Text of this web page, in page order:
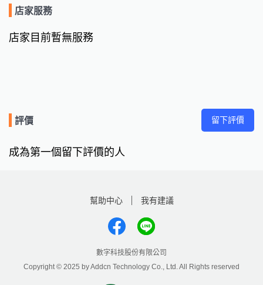
店家服務
店家目前暫無服務
評價 留下評價
成為第一個留下評價的人
幫助中心 我有建議
數字科技股份有限公司
Copyright © 2025 by Addcn Technology Co., Ltd. All Rights reserved